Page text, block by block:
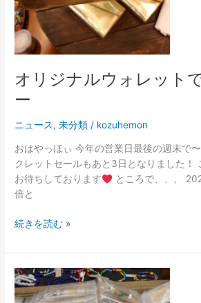
オリジナルウォレット
ー
ニュース,未分類 / kozuhemon
おはやっほぃ 今年の営業日最後の週末で
クレットセールもあと3日となりました！
お待ちしております
ところで、、、
倍と
で
き
ま
し
ー
ー
続きを読む »
間
違